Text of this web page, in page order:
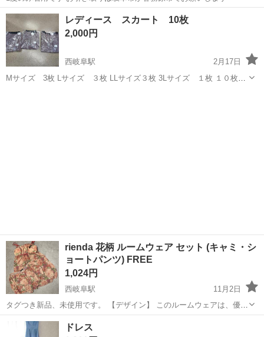
岐阜 岐阜市 田神駅 パーティードレス
レディース スカート 10枚
2,000円
西岐阜駅
2月17日
Mサイズ 3枚 Lサイズ ３枚 LLサイズ３枚 3Lサイズ １枚 １０枚セ
rienda 花柄 ルームウェア セット (キャミ・シ
ョートパンツ) FREE
1,024円
西岐阜駅
11月2日
タグつき新品、未使用です。 【デザイン】 このルームウェアは、優雅
なピンク系の花柄が特徴で、セクシーな雰囲気を演出します。キャミ
ソールとショートパンツのセットです。裏地はついていないので、肌
岐阜 岐阜市
ドレス